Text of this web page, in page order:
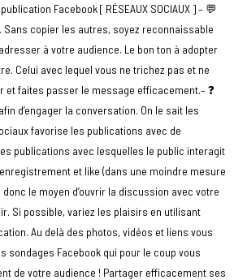
Facebook [ RÉSEAUX SOCIAUX ] – 💬
Sans copier les autres, soyez reconnaissable
à votre audience. Le bon ton à adopter
Celui avec lequel vous ne trichez pas et ne
et faites passer le message efficacement.– ❓
d’engager la conversation. On le sait les
favorise les publications avec de
publications avec lesquelles le public interagit
et like (dans une moindre mesure
le moyen d’ouvrir la discussion avec votre
Si possible, variez les plaisirs en utilisant
Au delà des photos, vidéos et liens vous
sondages Facebook qui pour le coup vous
de votre audience ! Partager efficacement ses